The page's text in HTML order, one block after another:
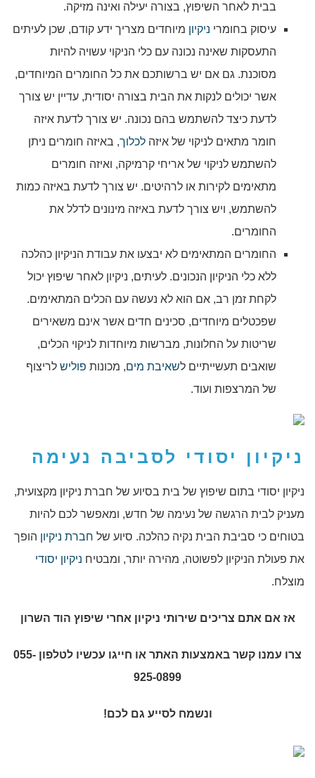
בבית לאחר השיפוץ, בצורה יעילה ואינה מזיקה.
עיסוק בחומרי ניקיון מיוחדים מצריך ידע קודם, שכן לעיתים
התעסקות שאינה נכונה עם כלי הניקוי עשויה להיות
מסוכנת. גם אם יש ברשותכם את כל החומרים המיוחדים,
אשר יכולים לנקות את הבית בצורה יסודית, עדיין יש צורך
לדעת כיצד להשתמש בהם נכונה. יש צורך לדעת איזה
חומר מתאים לניקוי של איזה לכלוך, באיזה חומרים ניתן
להשתמש לניקוי של אריחי קרמיקה, ואיזה חומרים
מתאימים לקירות או לרהיטים. יש צורך לדעת באיזה כמות
להשתמש, ויש צורך לדעת באיזה מינונים לדלל את
החומרים.
החומרים המתאימים לא יבצעו את עבודת הניקיון כהלכה
ללא כלי הניקיון הנכונים. לעיתים, ניקיון לאחר שיפוץ יכול
לקחת זמן רב, אם הוא לא נעשה עם הכלים המתאימים.
שפכטלים מיוחדים, סכינים חדים אשר אינם משאירים
שריטות על החלונות, מברשות מיוחדות לניקוי הכלים,
שואבים תעשייתיים לשאיבת מים, מכונות פוליש לריצוף
של המרצפות ועוד.
ניקיון יסודי לסביבה נעימה
ניקיון יסודי בתום שיפוץ של בית בסיוע של חברת ניקיון מקצועית,
מעניק לבית הרגשה של נעימה של חדש, ומאפשר לכם להיות
בטוחים כי סביבת הבית נקיה כהלכה. סיוע של חברת ניקיון הופך
את פעולת הניקיון לפשוטה, מהירה יותר, ומבטיח ניקיון יסודי
מוצלח.
אז אם אתם צריכים שירותי ניקיון אחרי שיפוץ הוד השרון
צרו עמנו קשר באמצעות האתר או חייגו עכשיו לטלפון 055-
925-0899
ונשמח לסייע גם לכם!